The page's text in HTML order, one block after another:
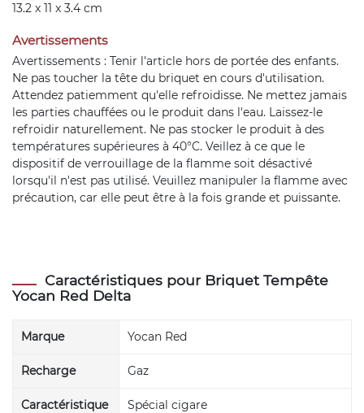
13.2 x 11 x 3.4 cm
Avertissements
Avertissements : Tenir l'article hors de portée des enfants.
Ne pas toucher la tête du briquet en cours d'utilisation.
Attendez patiemment qu'elle refroidisse. Ne mettez jamais
les parties chauffées ou le produit dans l'eau. Laissez-le
refroidir naturellement. Ne pas stocker le produit à des
températures supérieures à 40°C. Veillez à ce que le
dispositif de verrouillage de la flamme soit désactivé
lorsqu'il n'est pas utilisé. Veuillez manipuler la flamme avec
précaution, car elle peut être à la fois grande et puissante.
Caractéristiques pour Briquet Tempête
Yocan Red Delta
Marque Yocan Red
Recharge Gaz
Caractéristique Spécial cigare